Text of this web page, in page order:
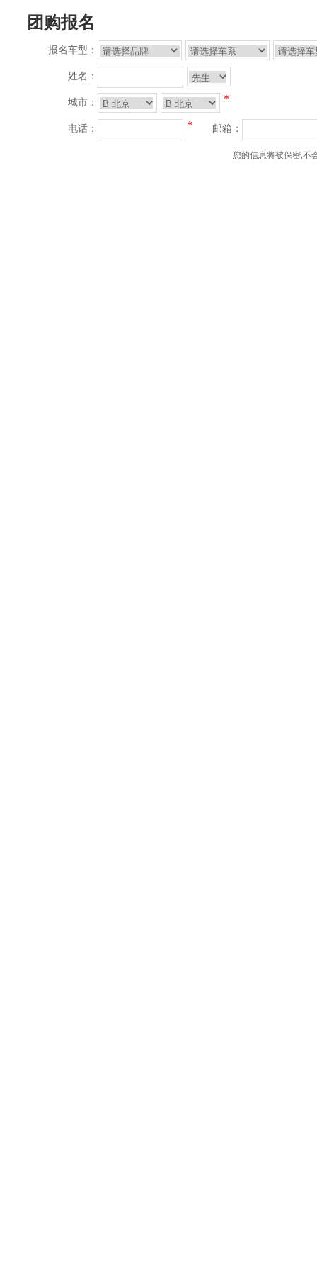
团购报名
报名车型：
姓名：
城市： *
电话： * 邮箱：
您的信息将被保密,不